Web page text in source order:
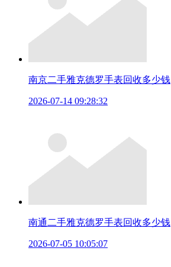
南京二手雅克德罗手表回收多少钱
2026-07-14 09:28:32
南通二手雅克德罗手表回收多少钱
2026-07-05 10:05:07